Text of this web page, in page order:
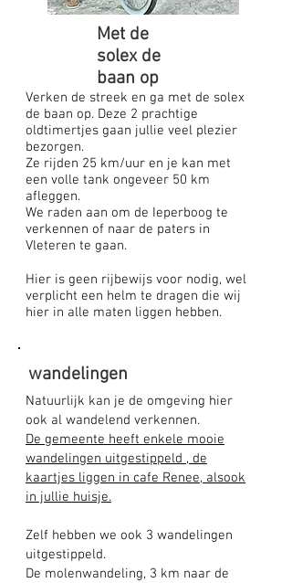
Met de
solex de
baan op
Verken de streek en ga met de solex
de baan op. Deze 2 prachtige
oldtimertjes gaan jullie veel plezier
bezorgen.
Ze rijden 25 km/uur en je kan met
een volle tank ongeveer 50 km
afleggen.
We raden aan om de Ieperboog te
verkennen of naar de paters in
Vleteren te gaan.
Hier is geen rijbewijs voor nodig, wel
verplicht een helm te dragen die wij
hier in alle maten liggen hebben.
wandelingen
Natuurlijk kan je de omgeving hier
ook al wandelend verkennen.
De gemeente heeft enkele mooie
wandelingen uitgestippeld , de
kaartjes liggen in cafe Renee, alsook
in jullie huisje.
Zelf hebben we ook 3 wandelingen
uitgestippeld.
De molenwandeling, 3 km naar de